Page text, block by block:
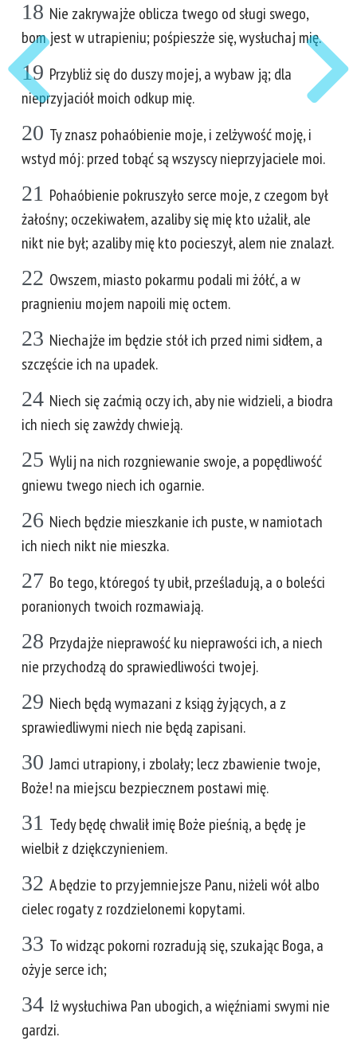
18 Nie zakrywajże oblicza twego od sługi swego,
bom jest w utrapieniu; pośpieszże się, wysłuchaj mię.
19 Przybliż się do duszy mojej, a wybaw ją; dla
nieprzyjaciół moich odkup mię.
20 Ty znasz pohaóbienie moje, i zelżywość moję, i
wstyd mój: przed tobąć są wszyscy nieprzyjaciele moi.
21 Pohaóbienie pokruszyło serce moje, z czegom był
żałośny; oczekiwałem, azaliby się mię kto użalił, ale
nikt nie był; azaliby mię kto pocieszył, alem nie znalazł.
22 Owszem, miasto pokarmu podali mi żółć, a w
pragnieniu mojem napoili mię octem.
23 Niechajże im będzie stół ich przed nimi sidłem, a
szczęście ich na upadek.
24 Niech się zaćmią oczy ich, aby nie widzieli, a biodra
ich niech się zawżdy chwieją.
25 Wylij na nich rozgniewanie swoje, a popędliwość
gniewu twego niech ich ogarnie.
26 Niech będzie mieszkanie ich puste, w namiotach
ich niech nikt nie mieszka.
27 Bo tego, któregoś ty ubił, prześladują, a o boleści
poranionych twoich rozmawiają.
28 Przydajże nieprawość ku nieprawości ich, a niech
nie przychodzą do sprawiedliwości twojej.
29 Niech będą wymazani z ksiąg żyjących, a z
sprawiedliwymi niech nie będą zapisani.
30 Jamci utrapiony, i zbolały; lecz zbawienie twoje,
Boże! na miejscu bezpiecznem postawi mię.
31 Tedy będę chwalił imię Boże pieśnią, a będę je
wielbił z dziękczynieniem.
32 A będzie to przyjemniejsze Panu, niżeli wół albo
cielec rogaty z rozdzielonemi kopytami.
33 To widząc pokorni rozradują się, szukając Boga, a
ożyje serce ich;
34 Iż wysłuchiwa Pan ubogich, a więźniami swymi nie
gardzi.